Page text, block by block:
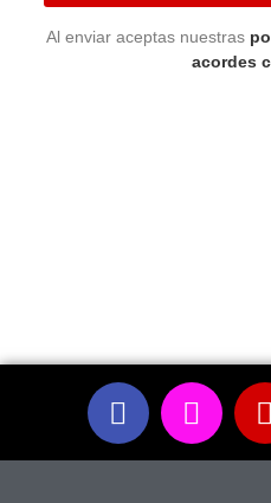
Al enviar aceptas nuestras
acordes